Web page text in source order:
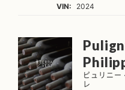
VIN:
2024
ピュリニ
レ